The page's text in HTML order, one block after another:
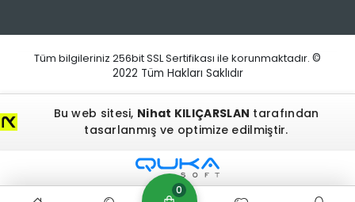
Tüm bilgileriniz 256bit SSL Sertifikası ile korunmaktadır. ©
2022 Tüm Hakları Saklıdır
Bu web sitesi, Nihat KILIÇARSLAN tarafından
tasarlanmış ve optimize edilmiştir.
0